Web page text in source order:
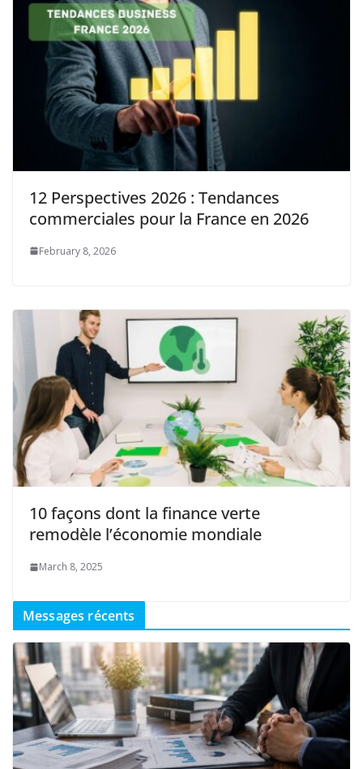
12 Perspectives 2026 : Tendances
commerciales pour la France en 2026
February 8, 2026
10 façons dont la finance verte
remodèle l’économie mondiale
March 8, 2025
Messages récents